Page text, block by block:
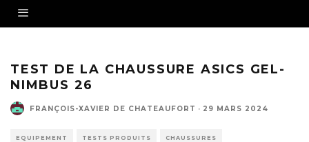
TEST DE LA CHAUSSURE ASICS GEL-
NIMBUS 26
FRANÇOIS-XAVIER DE CHATEAUFORT · 29 MARS 2024
EQUIPEMENT TESTS PRODUITS CHAUSSURES